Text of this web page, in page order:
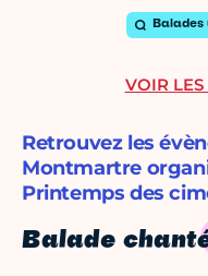
Balades
Retrouvez les
Montmartre
Printemps des
Balade
VOIR